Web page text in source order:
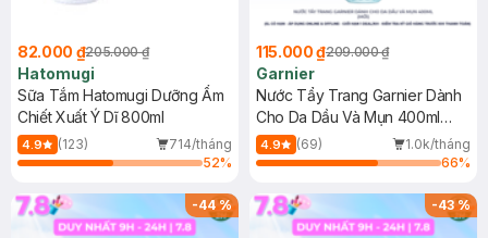
82.000 ₫205.000 ₫
Hatomugi
Sữa Tắm Hatomugi Dưỡng Ẩm
Chiết Xuất Ý Dĩ 800ml
4.9 (123)
714/tháng
52%
115.000 ₫209.000 ₫
Garnier
Nước Tẩy Trang Garnier Dành
Cho Da Dầu Và Mụn 400ml
(Mới)
4.9 (69)
1.0k/tháng
66%
-44% -43%